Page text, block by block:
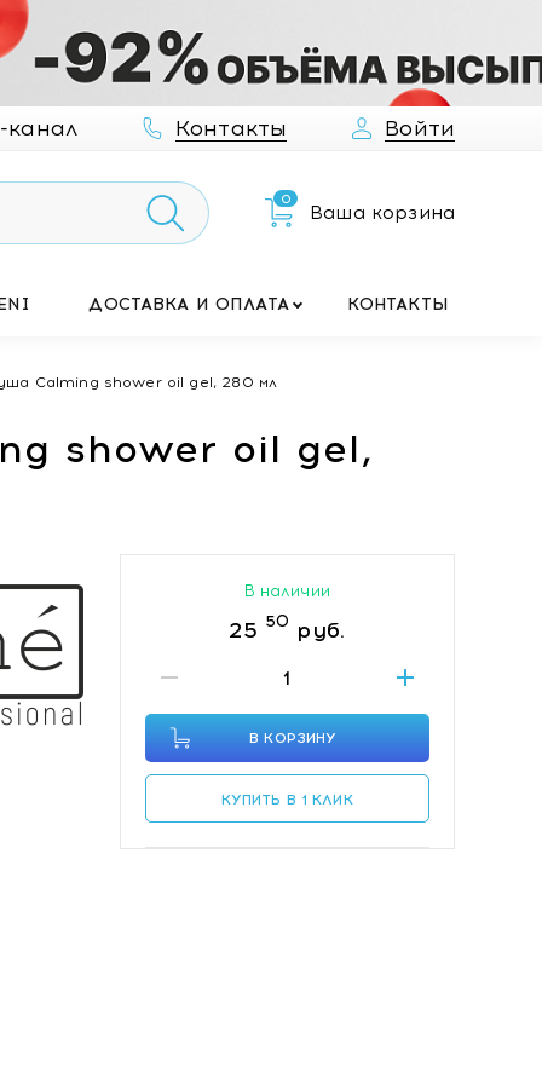
канал Контакты Войти
0
Ваша корзина
ДОСТАВКА И ОПЛАТА КОНТАКТЫ
Calming shower oil gel, 280 мл
shower oil gel,
В наличии
25 50 руб.
В КОРЗИНУ
КУПИТЬ В 1 КЛИК